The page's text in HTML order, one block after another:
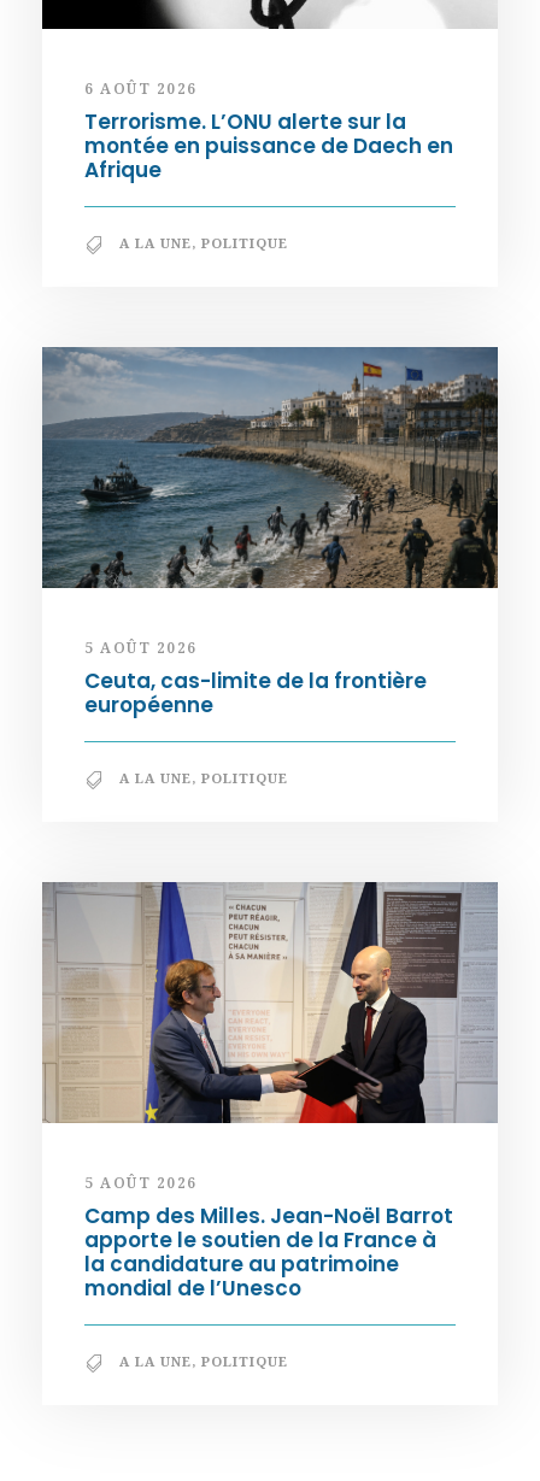
6 AOÛT 2026
Terrorisme. L’ONU alerte sur la
montée en puissance de Daech en
Afrique
A LA UNE, POLITIQUE
5 AOÛT 2026
Ceuta, cas-limite de la frontière
européenne
A LA UNE, POLITIQUE
5 AOÛT 2026
Camp des Milles. Jean-Noël Barrot
apporte le soutien de la France à
la candidature au patrimoine
mondial de l’Unesco
A LA UNE, POLITIQUE